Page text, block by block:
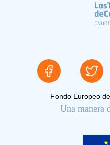
Fondo Europeo
Una manera